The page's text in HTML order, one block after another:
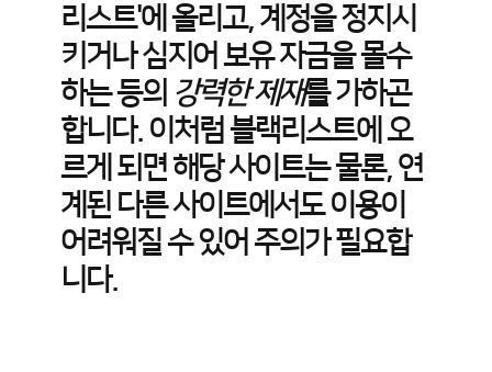
리스트'에 올리고, 계정을 정지시
키거나 심지어 보유 자금을 몰수
하는 등의 강력한 제재를 가하곤
합니다. 이처럼 블랙리스트에 오
르게 되면 해당 사이트는 물론, 연
계된 다른 사이트에서도 이용이
어려워질 수 있어 주의가 필요합
니다.